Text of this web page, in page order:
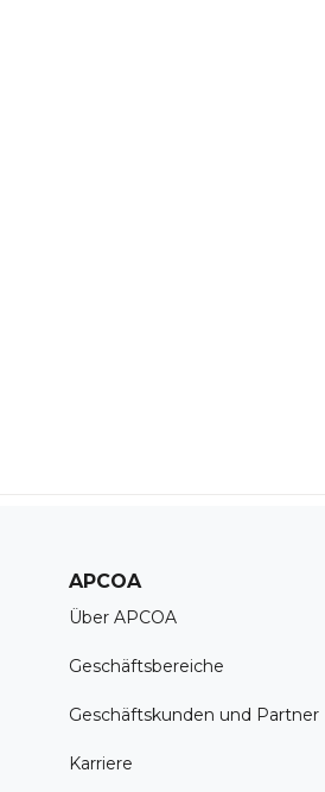
APCOA
Über APCOA
Geschäftsbereiche
Geschäftskunden und Partner
Karriere